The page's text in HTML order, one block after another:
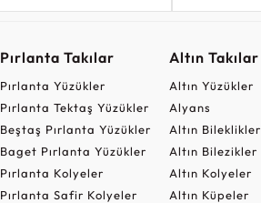
Pırlanta Takılar
Pırlanta Yüzükler
Pırlanta Tektaş Yüzükler
Beştaş Pırlanta Yüzükler
Baget Pırlanta Yüzükler
Pırlanta Kolyeler
Pırlanta Safir Kolyeler
Altın Takılar
Altın Yüzükler
Alyans
Altın Bileklikler
Altın Bilezikler
Altın Kolyeler
Altın Küpeler